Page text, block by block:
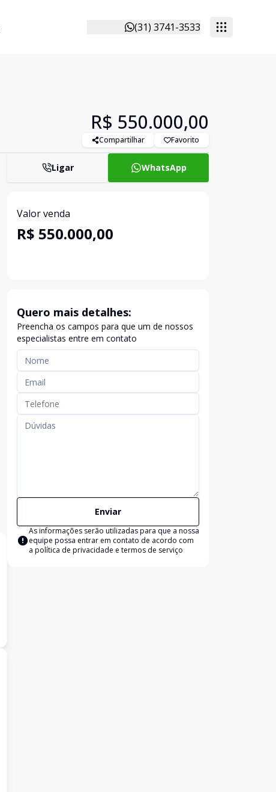
(31) 3741-3533
R$ 550.000,00
Compartilhar Favorito
Ligar WhatsApp
Valor venda
R$ 550.000,00
Quero mais detalhes:
Preencha os campos para que um de nossos
especialistas entre em contato
Enviar
As informações serão utilizadas para que a nossa
equipe possa entrar em contato de acordo com
a política de privacidade e termos de serviço